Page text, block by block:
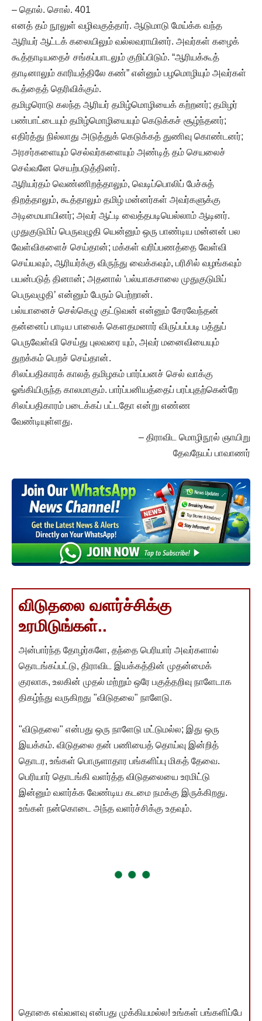
– தொல். சொல். 401
எனத் தம் நூலுள் வழிவகுத்தார். ஆடுமாடு மேய்க்க வந்த
ஆரியர் ஆட்டக் கலையிலும் வல்லவராயினர். அவர்கள் கழைக்
கூத்தாடியதைச் சங்கப்பாடலும் குறிப்பிடும். “ஆரியக்கூத்
தாடினாலும் காரியத்திலே கண்” என்னும் பழமொழியும் அவர்கள்
கூத்தைத் தெரிவிக்கும்.
தமிழரொடு கலந்த ஆரியர் தமிழ்மொழியைக் கற்றனர்; தமிழர்
பண்பாட்டையும் தமிழ்மொழியையும் கெடுக்கச் சூழ்ந்தனர்;
எதிர்த்து நில்லாது அடுத்துக் கெடுக்கத் துணிவு கொண்டனர்;
அரசர்களையும் செல்வர்களையும் அண்டித் தம் செயலைச்
செவ்வனே செயற்படுத்தினர்.
ஆரியர்தம் வெண்ணிறத்தாலும், வெடிப்பொலிப் பேச்சுத்
திறத்தாலும், கூத்தாலும் தமிழ் மன்னர்கள் அவர்களுக்கு
அடிமையாயினர்; அவர் ஆட்டி வைத்தபடியெல்லாம் ஆடினர்.
முதுகுடுமிப் பெருவழுதி யென்னும் ஒரு பாண்டிய மன்னன் பல
வேள்விகளைச் செய்தான்; மக்கள் வரிப்பணத்தை வேள்வி
செய்யவும், ஆரியர்க்கு விருந்து வைக்கவும், பரிசில் வழங்கவும்
பயன்படுத் தினான்; அதனால் ‘பல்யாகசாலை முதுகுடுமிப்
பெருவழுதி’ என்னும் பேரும் பெற்றான்.
பல்யானைச் செல்கெழு குட்டுவன் என்னும் சேரவேந்தன்
தன்னைப் பாடிய பாலைக் கௌதமனார் விருப்பப்படி பத்துப்
பெருவேள்வி செய்து புலவரை யும், அவர் மனைவியையும்
துறக்கம் பெறச் செய்தான்.
சிலப்பதிகாரக் காலத் தமிழகம் பார்ப்பனச் செல் வாக்கு
ஓங்கியிருந்த காலமாகும். பார்ப்பனியத்தைப் பரப்புதற்கென்றே
சிலப்பதிகாரம் படைக்கப் பட்டதோ என்று எண்ண
வேண்டியுள்ளது.
– திராவிட மொழிநூல் ஞாயிறு
தேவநேயப் பாவாணர்
விடுதலை வளர்ச்சிக்கு
உரமிடுங்கள்..
அன்பார்ந்த தோழர்களே, தந்தை பெரியார் அவர்களால்
தொடங்கப்பட்டு, திராவிட இயக்கத்தின் முதன்மைக்
குரலாக, உலகின் முதல் மற்றும் ஒரே பகுத்தறிவு நாளேடாக
திகழ்ந்து வருகிறது "விடுதலை" நாளேடு.
"விடுதலை" என்பது ஒரு நாளேடு மட்டுமல்ல; இது ஒரு
இயக்கம். விடுதலை தன் பணியைத் தொய்வு இன்றித்
தொடர, உங்கள் பொருளாதார பங்களிப்பு மிகத் தேவை.
பெரியார் தொடங்கி வளர்த்த விடுதலையை உரமிட்டு
இன்னும் வளர்க்க வேண்டிய கடமை நமக்கு இருக்கிறது.
உங்கள் நன்கொடை அந்த வளர்ச்சிக்கு உதவும்.
தொகை எவ்வளவு என்பது முக்கியமல்ல! உங்கள் பங்களிப்பே